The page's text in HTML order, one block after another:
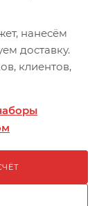
нанесём
доставку.
клиентов,